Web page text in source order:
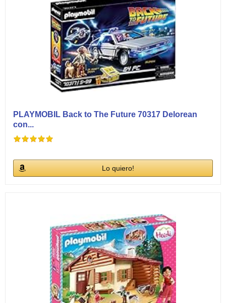
PLAYMOBIL Back to The Future 70317 Delorean
con...
Lo quiero!